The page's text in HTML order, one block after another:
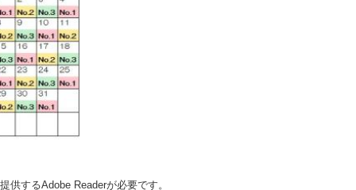
供するAdobe Readerが必要です。